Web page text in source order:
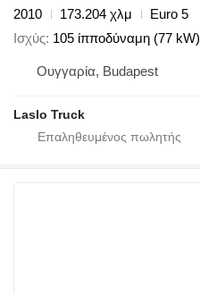
2010
173.204 χλμ
Euro 5
Ισχύς 105 ίπποδύναμη (77 kW)
Ουγγαρία, Budapest
Laslo Truck